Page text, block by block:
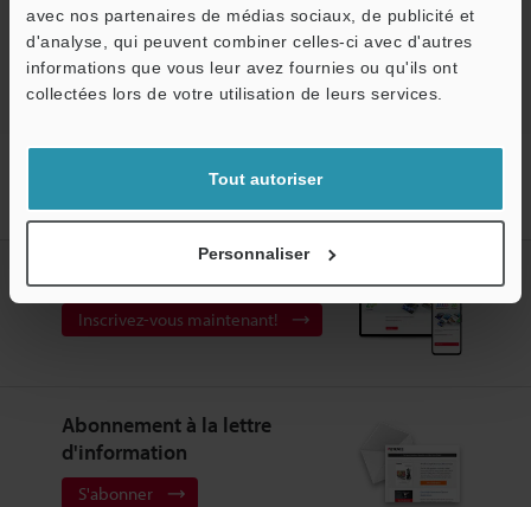
avec nos partenaires de médias sociaux, de publicité et
d'analyse, qui peuvent combiner celles-ci avec d'autres
informations que vous leur avez fournies ou qu'ils ont
collectées lors de votre utilisation de leurs services.
Tout autoriser
Personnaliser
Systèmes de Vision
Modèles
connecteur coudé
Créez votre compte KEYENCE
Inscrivez-vous maintenant!
Abonnement à la lettre
d'information
S'abonner
Service / SAV